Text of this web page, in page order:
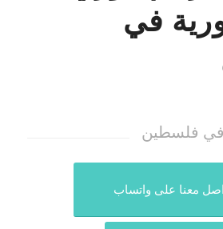
في
في فلسطين
معنا على واتساب